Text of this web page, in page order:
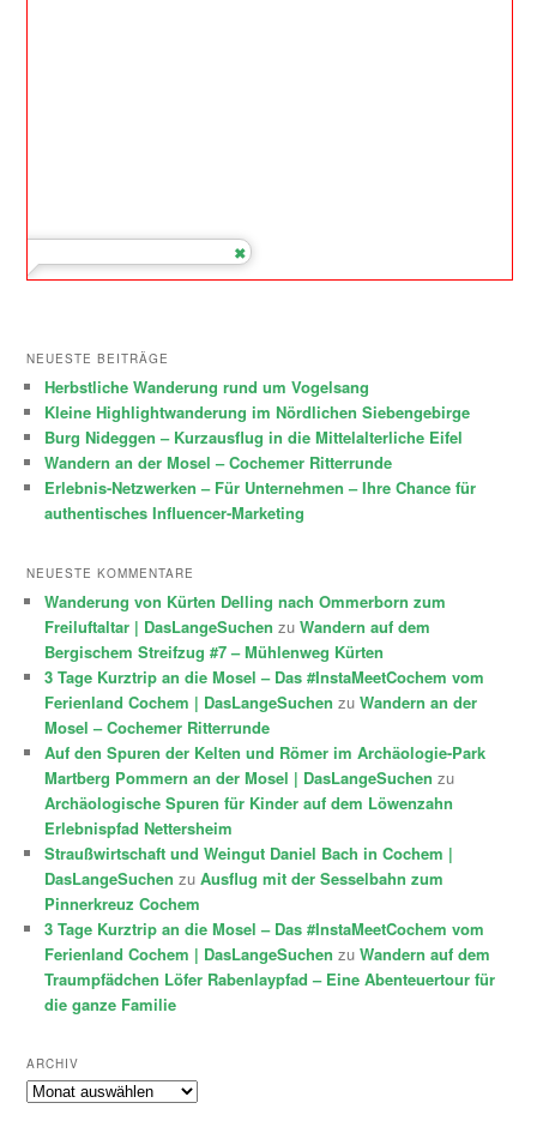
NEUESTE BEITRÄGE
Herbstliche Wanderung rund um Vogelsang
Kleine Highlightwanderung im Nördlichen Siebengebirge
Burg Nideggen – Kurzausflug in die Mittelalterliche Eifel
Wandern an der Mosel – Cochemer Ritterrunde
Erlebnis-Netzwerken – Für Unternehmen – Ihre Chance für
authentisches Influencer-Marketing
NEUESTE KOMMENTARE
Wanderung von Kürten Delling nach Ommerborn zum
Freiluftaltar | DasLangeSuchen zuWandern auf dem
Bergischem Streifzug #7 – Mühlenweg Kürten
3 Tage Kurztrip an die Mosel – Das #InstaMeetCochem vom
Ferienland Cochem | DasLangeSuchen zuWandern an der
Mosel – Cochemer Ritterrunde
Auf den Spuren der Kelten und Römer im Archäologie-Park
Martberg Pommern an der Mosel | DasLangeSuchen zu
Archäologische Spuren für Kinder auf dem Löwenzahn
Erlebnispfad Nettersheim
Straußwirtschaft und Weingut Daniel Bach in Cochem |
DasLangeSuchen zuAusflug mit der Sesselbahn zum
Pinnerkreuz Cochem
3 Tage Kurztrip an die Mosel – Das #InstaMeetCochem vom
Ferienland Cochem | DasLangeSuchen zuWandern auf dem
Traumpfädchen Löfer Rabenlaypfad – Eine Abenteuertour für
die ganze Familie
ARCHIV
Archiv